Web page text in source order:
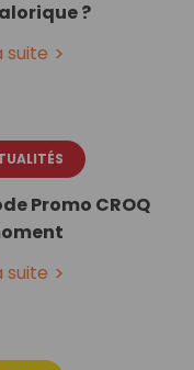
?
suite
Promo CROQ
suite